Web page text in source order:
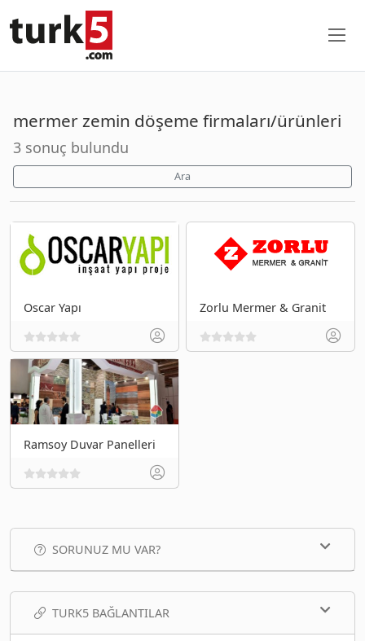
mermer zemin döşeme firmaları/ürünleri
3 sonuç bulundu
Ara
Oscar Yapı Zorlu Mermer & Granit
Ramsoy Duvar Panelleri
SORUNUZ MU VAR?
TURK5 BAĞLANTILAR